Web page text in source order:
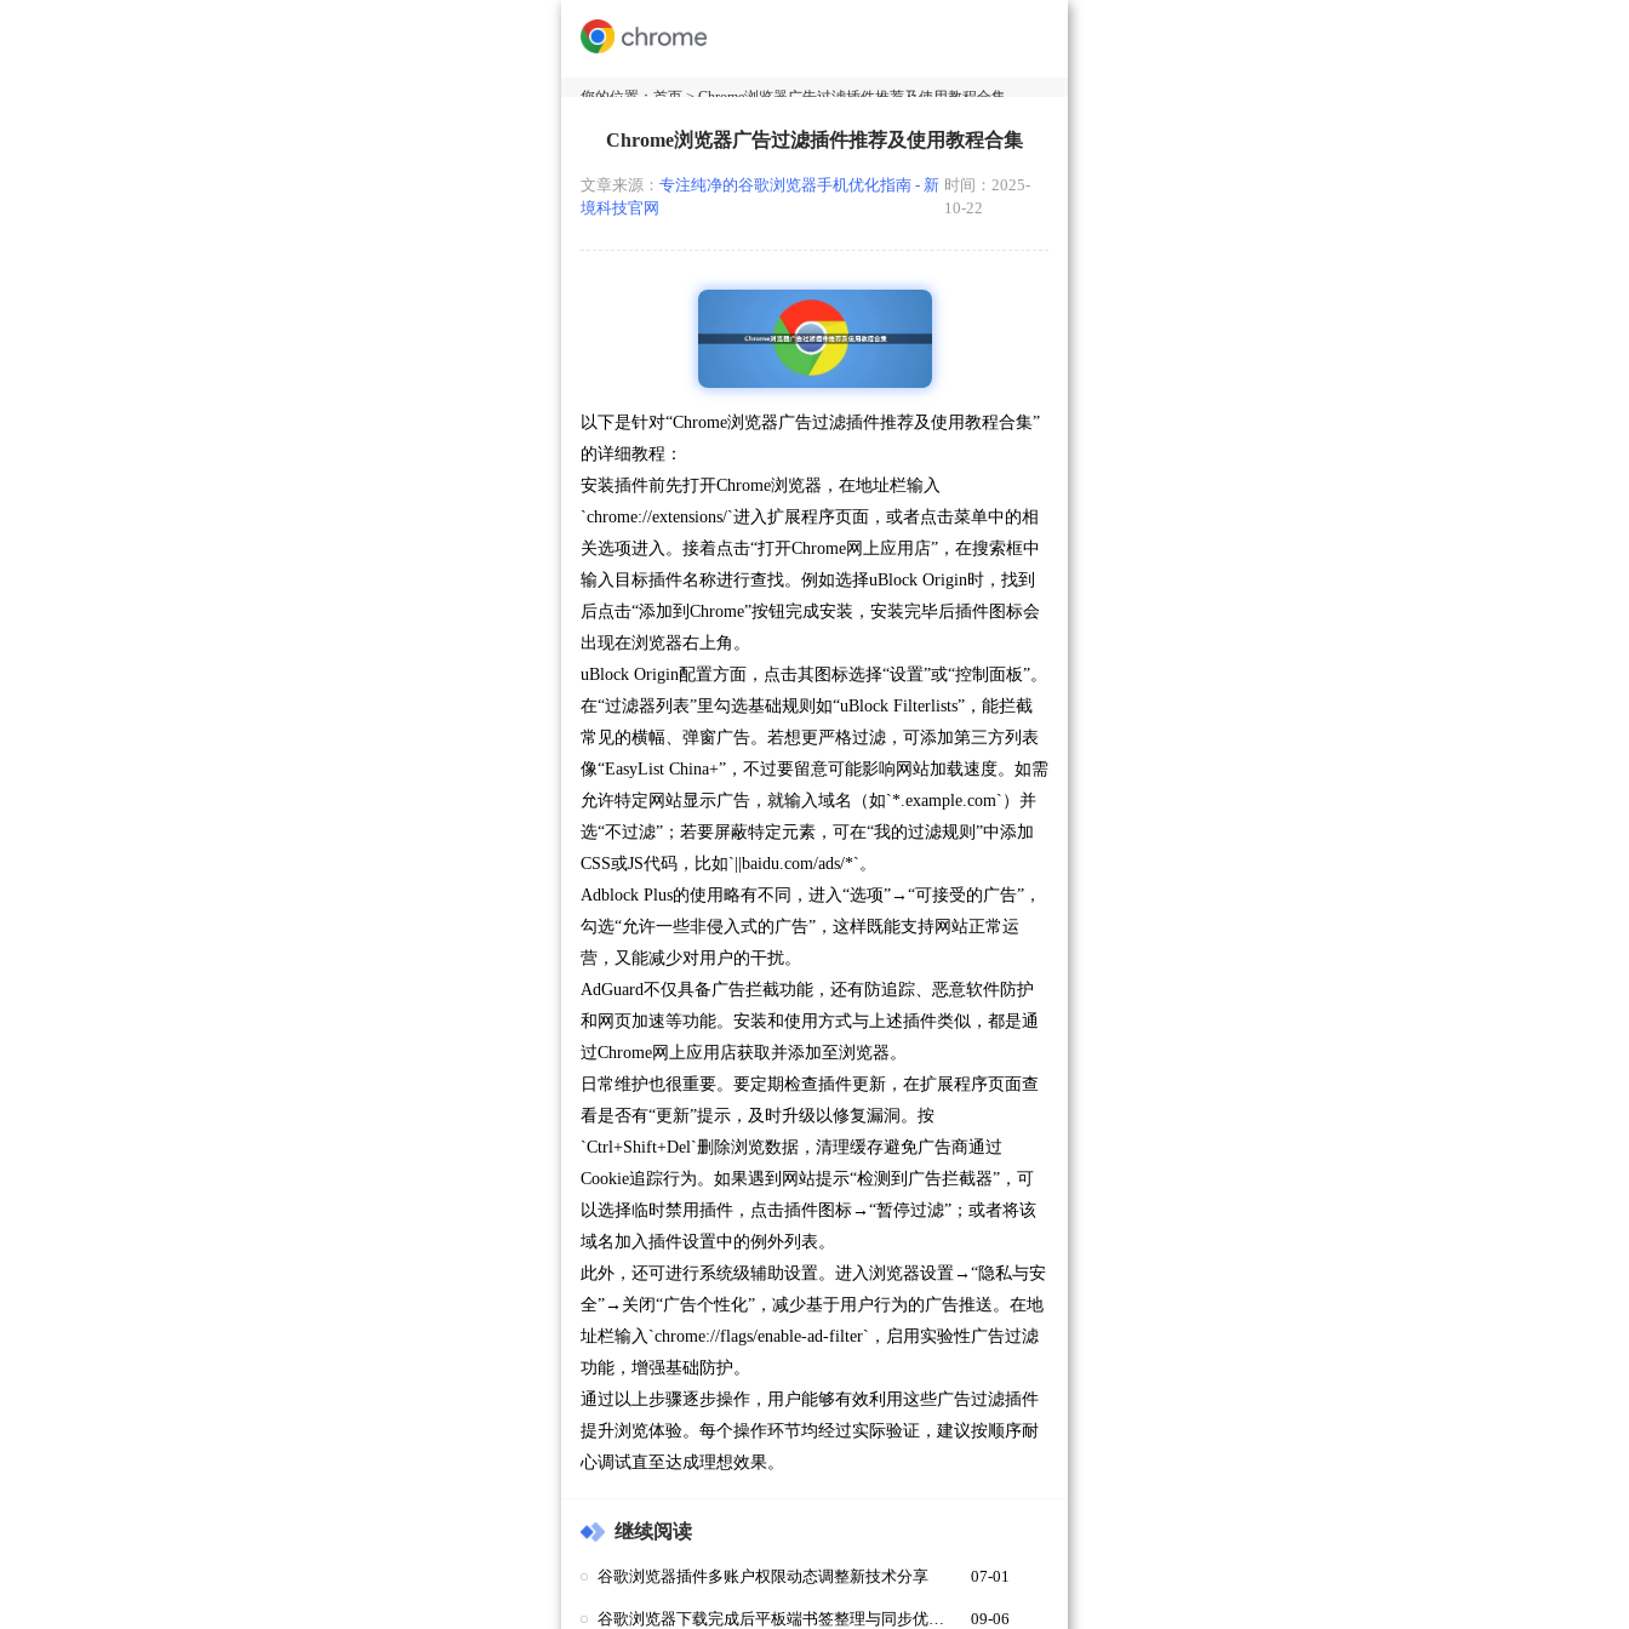
您的位置： 首页 > Chrome浏览器广告过滤插件推荐及使用教程合集
Chrome浏览器广告过滤插件推荐及使用教程合集
文章来源： 专注纯净的谷歌浏览器手机优化指南 - 新
境科技官网
时间：2025-
10-22
以下是针对“Chrome浏览器广告过滤插件推荐及使用教程合集”
的详细教程：
安装插件前先打开Chrome浏览器，在地址栏输入
`chrome://extensions/`进入扩展程序页面，或者点击菜单中的相
关选项进入。接着点击“打开Chrome网上应用店”，在搜索框中
输入目标插件名称进行查找。例如选择uBlock Origin时，找到
后点击“添加到Chrome”按钮完成安装，安装完毕后插件图标会
出现在浏览器右上角。
uBlock Origin配置方面，点击其图标选择“设置”或“控制面板”。
在“过滤器列表”里勾选基础规则如“uBlock Filterlists”，能拦截
常见的横幅、弹窗广告。若想更严格过滤，可添加第三方列表
像“EasyList China+”，不过要留意可能影响网站加载速度。如需
允许特定网站显示广告，就输入域名（如`*.example.com`）并
选“不过滤”；若要屏蔽特定元素，可在“我的过滤规则”中添加
CSS或JS代码，比如`||baidu.com/ads/*`。
Adblock Plus的使用略有不同，进入“选项”→“可接受的广告”，
勾选“允许一些非侵入式的广告”，这样既能支持网站正常运
营，又能减少对用户的干扰。
AdGuard不仅具备广告拦截功能，还有防追踪、恶意软件防护
和网页加速等功能。安装和使用方式与上述插件类似，都是通
过Chrome网上应用店获取并添加至浏览器。
日常维护也很重要。要定期检查插件更新，在扩展程序页面查
看是否有“更新”提示，及时升级以修复漏洞。按
`Ctrl+Shift+Del`删除浏览数据，清理缓存避免广告商通过
Cookie追踪行为。如果遇到网站提示“检测到广告拦截器”，可
以选择临时禁用插件，点击插件图标→“暂停过滤”；或者将该
域名加入插件设置中的例外列表。
此外，还可进行系统级辅助设置。进入浏览器设置→“隐私与安
全”→关闭“广告个性化”，减少基于用户行为的广告推送。在地
址栏输入`chrome://flags/enable-ad-filter`，启用实验性广告过滤
功能，增强基础防护。
通过以上步骤逐步操作，用户能够有效利用这些广告过滤插件
提升浏览体验。每个操作环节均经过实际验证，建议按顺序耐
心调试直至达成理想效果。
继续阅读
谷歌浏览器插件多账户权限动态调整新技术分享 07-01
09-06